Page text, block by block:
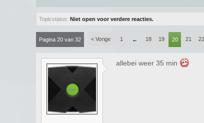
Topicstatus: Niet open voor verdere reacties.
Pagina 20 van 32 < Vorige 1 ← 18 19 20 21 22
allebei weer 35 min